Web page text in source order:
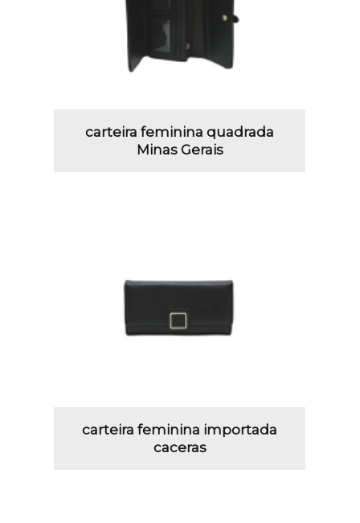
carteira feminina quadrada
Minas Gerais
carteira feminina importada
caceras